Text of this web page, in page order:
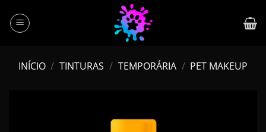
content
INÍCIO / TINTURAS / TEMPORÁRIA / PET MAKEUP